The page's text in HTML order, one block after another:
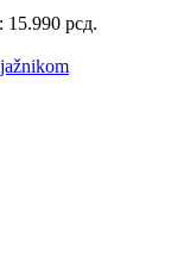
15.990 рсд.